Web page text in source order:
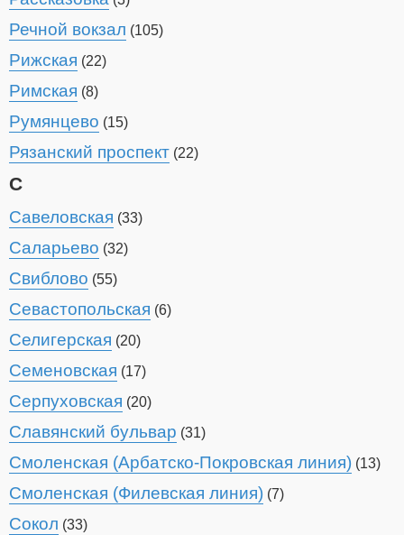
Речной вокзал (105)
Рижская (22)
Римская (8)
Румянцево (15)
Рязанский проспект (22)
С
Савеловская (33)
Саларьево (32)
Свиблово (55)
Севастопольская (6)
Селигерская (20)
Семеновская (17)
Серпуховская (20)
Славянский бульвар (31)
Смоленская (Арбатско-Покровская линия) (13)
Смоленская (Филевская линия) (7)
Сокол (33)